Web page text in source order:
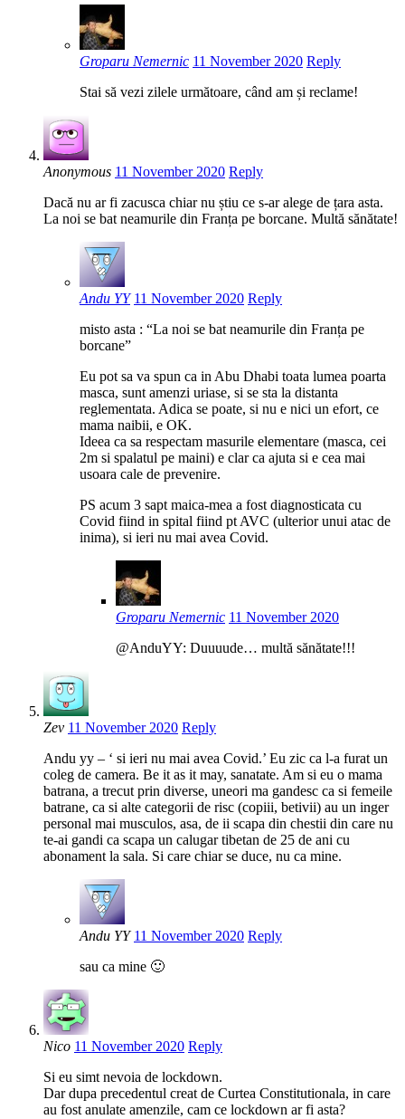
Groparu Nemernic 11 November 2020 Reply
Stai să vezi zilele următoare, când am și reclame!
Anonymous 11 November 2020 Reply
Dacă nu ar fi zacusca chiar nu știu ce s-ar alege de țara asta.
La noi se bat neamurile din Franța pe borcane. Multă sănătate!
Andu YY 11 November 2020 Reply
misto asta : “La noi se bat neamurile din Franța pe
borcane”
Eu pot sa va spun ca in Abu Dhabi toata lumea poarta
masca, sunt amenzi uriase, si se sta la distanta
reglementata. Adica se poate, si nu e nici un efort, ce
mama naibii, e OK.
Ideea ca sa respectam masurile elementare (masca, cei
2m si spalatul pe maini) e clar ca ajuta si e cea mai
usoara cale de prevenire.
PS acum 3 sapt maica-mea a fost diagnosticata cu
Covid fiind in spital fiind pt AVC (ulterior unui atac de
inima), si ieri nu mai avea Covid.
Groparu Nemernic 11 November 2020
@AnduYY: Duuuude… multă sănătate!!!
Zev 11 November 2020 Reply
Andu yy – ‘ si ieri nu mai avea Covid.’ Eu zic ca l-a furat un
coleg de camera. Be it as it may, sanatate. Am si eu o mama
batrana, a trecut prin diverse, uneori ma gandesc ca si femeile
batrane, ca si alte categorii de risc (copiii, betivii) au un inger
personal mai musculos, asa, de ii scapa din chestii din care nu
te-ai gandi ca scapa un calugar tibetan de 25 de ani cu
abonament la sala. Si care chiar se duce, nu ca mine.
Andu YY 11 November 2020 Reply
sau ca mine 🙂
Nico 11 November 2020 Reply
Si eu simt nevoia de lockdown.
Dar dupa precedentul creat de Curtea Constitutionala, in care
au fost anulate amenzile, cam ce lockdown ar fi asta?